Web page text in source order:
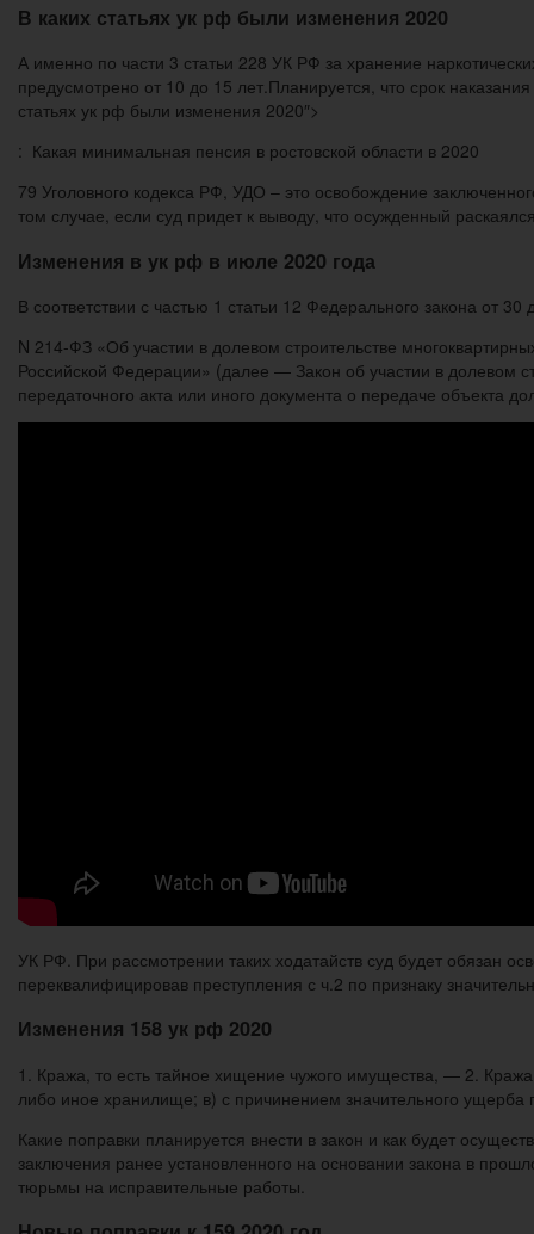
В каких статьях ук рф были изменения 2020
А именно по части 3 статьи 228 УК РФ за хранение
предусмотрено от 10 до 15 лет.Планируется, что срок
статьях ук рф были изменения 2020″>
: Какая минимальная пенсия в ростовской области в 2020
79 Уголовного кодекса РФ, УДО – это освобождение
том случае, если суд придет к выводу, что осужденный
Изменения в ук рф в июле 2020 года
В соответствии с частью 1 статьи 12 Федерального закона от 30
N 214-ФЗ «Об участии в долевом строительстве
Российской Федерации» (далее — Закон об участии в долевом
передаточного акта или иного документа о передаче объекта
УК РФ. При рассмотрении таких ходатайств суд будет обязан
переквалифицировав преступления с ч.2 по признаку
Изменения 158 ук рф 2020
1. Кража, то есть тайное хищение чужого имущества, — 2.
либо иное хранилище; в) с причинением значительного
Какие поправки планируется внести в закон и как будет
заключения ранее установленного на основании закона в
тюрьмы на исправительные работы.